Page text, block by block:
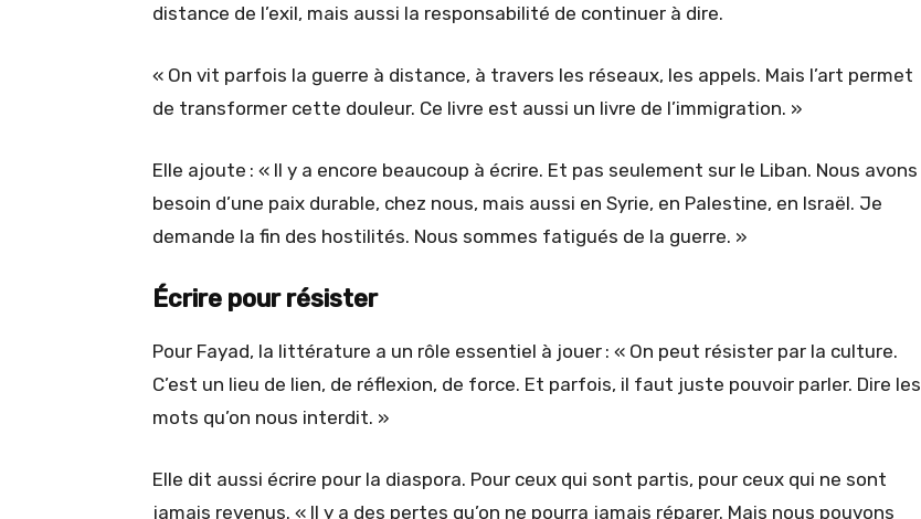
distance de l’exil, mais aussi la responsabilité de continuer à dire.
« On vit parfois la guerre à distance, à travers les réseaux, les appels. Mais l’art permet
de transformer cette douleur. Ce livre est aussi un livre de l’immigration. »
Elle ajoute : « Il y a encore beaucoup à écrire. Et pas seulement sur le Liban. Nous avons
besoin d’une paix durable, chez nous, mais aussi en Syrie, en Palestine, en Israël. Je
demande la fin des hostilités. Nous sommes fatigués de la guerre. »
Écrire pour résister
Pour Fayad, la littérature a un rôle essentiel à jouer : « On peut résister par la culture.
C’est un lieu de lien, de réflexion, de force. Et parfois, il faut juste pouvoir parler. Dire les
mots qu’on nous interdit. »
Elle dit aussi écrire pour la diaspora. Pour ceux qui sont partis, pour ceux qui ne sont
jamais revenus. « Il y a des pertes qu’on ne pourra jamais réparer. Mais nous pouvons